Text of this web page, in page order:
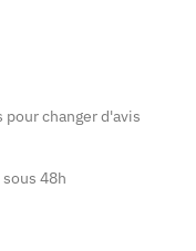
changer d'avis
48h